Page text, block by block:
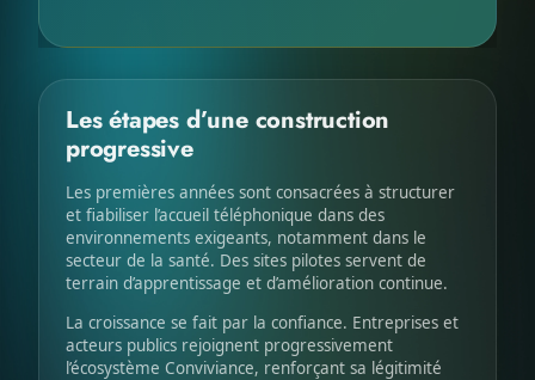
Les étapes d’une construction
progressive
Les premières années sont consacrées à structurer
et fiabiliser l’accueil téléphonique dans des
environnements exigeants, notamment dans le
secteur de la santé. Des sites pilotes servent de
terrain d’apprentissage et d’amélioration continue.
La croissance se fait par la confiance. Entreprises et
acteurs publics rejoignent progressivement
l’écosystème Conviviance, renforçant sa légitimité